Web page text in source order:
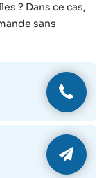
? Dans ce cas,
sans